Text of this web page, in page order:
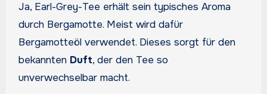
Ja, Earl-Grey-Tee erhält sein typisches Aroma
durch Bergamotte. Meist wird dafür
Bergamotteöl verwendet. Dieses sorgt für den
bekannten Duft, der den Tee so
unverwechselbar macht.